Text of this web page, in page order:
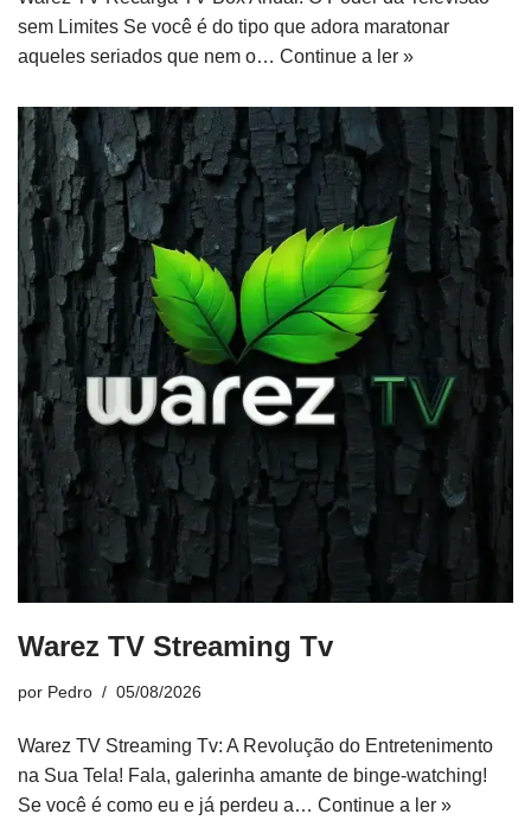
sem Limites Se você é do tipo que adora maratonar
aqueles seriados que nem o… Continue a ler »
Warez TV Streaming Tv
por Pedro 05/08/2026
Warez TV Streaming Tv: A Revolução do Entretenimento
na Sua Tela! Fala, galerinha amante de binge-watching!
Se você é como eu e já perdeu a… Continue a ler »